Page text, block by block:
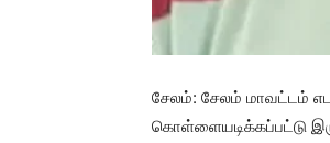
சேலம்: சேலம் மாவட்டம்
கொள்ளையடிக்கப்பட்டு